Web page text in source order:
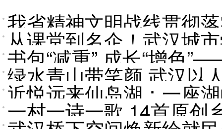
我省精神文明战线贯彻
从课堂到名企！武汉城
书包“减重” 成长“增色
日”观察
绿水青山带笑颜 武汉以
近悦远来仙岛湖：一座
一村一诗一歌 14首原创